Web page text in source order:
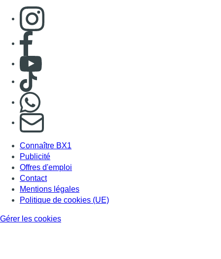
Connaître BX1
Publicité
Offres d'emploi
Contact
Mentions légales
Politique de cookies (UE)
Gérer les cookies